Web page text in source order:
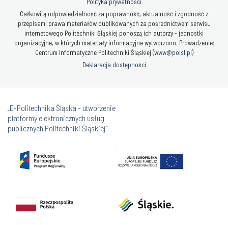
Całkowitą odpowiedzialność za poprawność, aktualność i zgodność z
przepisami prawa materiałów publikowanych za pośrednictwem serwisu
internetowego Politechniki Śląskiej ponoszą ich autorzy - jednostki
organizacyjne, w których materiały informacyjne wytworzono. Prowadzenie:
Centrum Informatyczne Politechniki Śląskiej (www@polsl.pl)
Deklaracja dostępności
„E-Politechnika Śląska - utworzenie
platformy elektronicznych usług
publicznych Politechniki Śląskiej”